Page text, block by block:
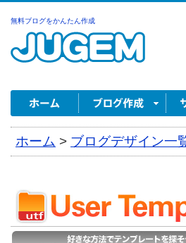
無料ブログをかんたん作成
ホーム > ブログデザイン一